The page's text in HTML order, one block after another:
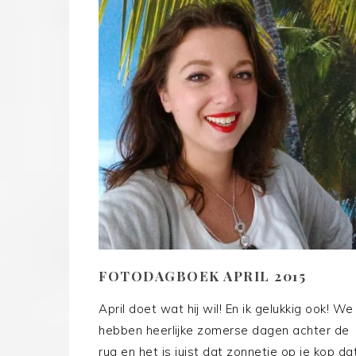
FOTODAGBOEK APRIL 2015
April doet wat hij wil! En ik gelukkig ook! We
hebben heerlijke zomerse dagen achter de
rug en het is juist dat zonnetje op je kop